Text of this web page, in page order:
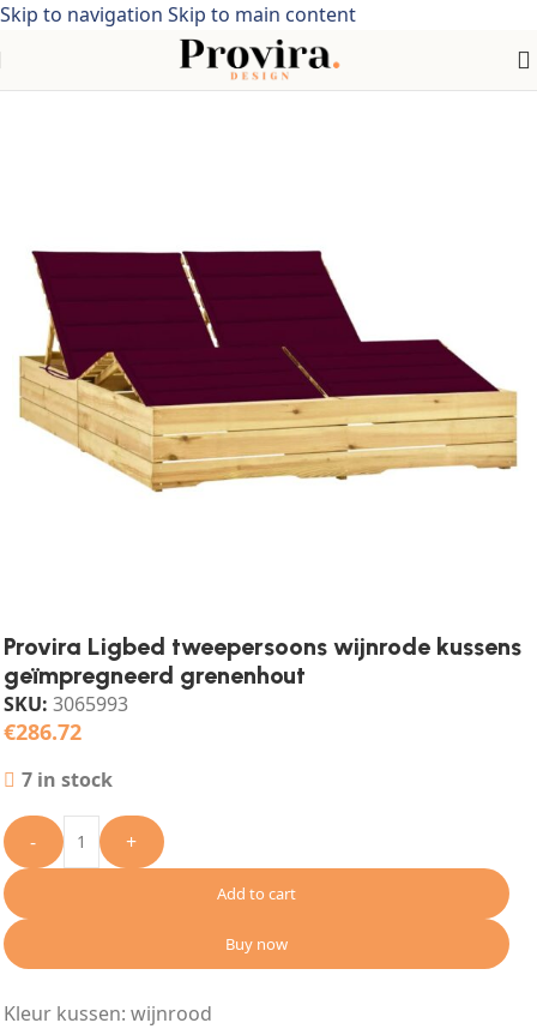
Skip to navigation Skip to main content
Meubelen > Tuinmeubelen > Tuinzitjes> Acaciahout
Provira Ligbed tweepersoons wijnrode kussens
geïmpregneerd grenenhout
SKU: 3065993
€286.72
7 in stock
- +
Add to cart
Buy now
Kleur kussen: wijnrood